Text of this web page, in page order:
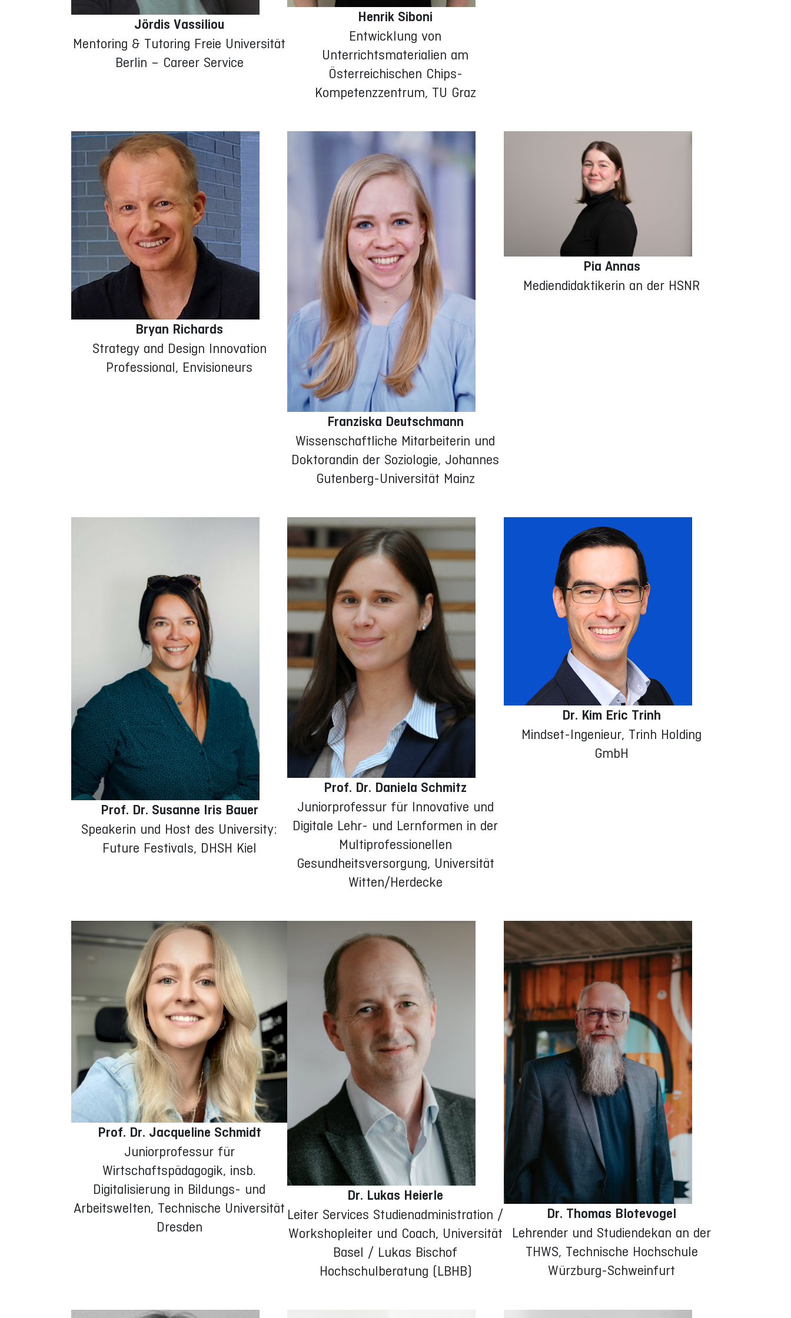
Jördis Vassiliou
Mentoring & Tutoring Freie Universität
Berlin – Career Service
Henrik Siboni
Entwicklung von
Unterrichtsmaterialien am
Österreichischen Chips-
Kompetenzzentrum, TU Graz
Bryan Richards
Strategy and Design Innovation
Professional, Envisioneurs
Franziska Deutschmann
Wissenschaftliche Mitarbeiterin und
Doktorandin der Soziologie, Johannes
Gutenberg-Universität Mainz
Pia Annas
Mediendidaktikerin an der HSNR
Prof. Dr. Susanne Iris Bauer
Speakerin und Host des University:
Future Festivals, DHSH Kiel
Prof. Dr. Daniela Schmitz
Juniorprofessur für Innovative und
Digitale Lehr- und Lernformen in der
Multiprofessionellen
Gesundheitsversorgung, Universität
Witten/Herdecke
Dr. Kim Eric Trinh
Mindset-Ingenieur, Trinh Holding
GmbH
Prof. Dr. Jacqueline Schmidt
Juniorprofessur für
Wirtschaftspädagogik, insb.
Digitalisierung in Bildungs- und
Arbeitswelten, Technische Universität
Dresden
Dr. Lukas Heierle
Leiter Services Studienadministration /
Workshopleiter und Coach, Universität
Basel / Lukas Bischof
Hochschulberatung (LBHB)
Dr. Thomas Blotevogel
Lehrender und Studiendekan an der
THWS, Technische Hochschule
Würzburg-Schweinfurt